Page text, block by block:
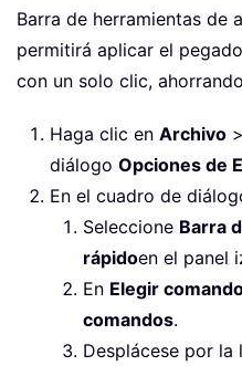
Barra de herramientas de
permitirá aplicar el
con un solo clic,
Haga clic en Archivo >
diálogo Opciones de
En el cuadro de
Seleccione Barra
rápidoen el panel
En Elegir
comandos.
Desplácese por